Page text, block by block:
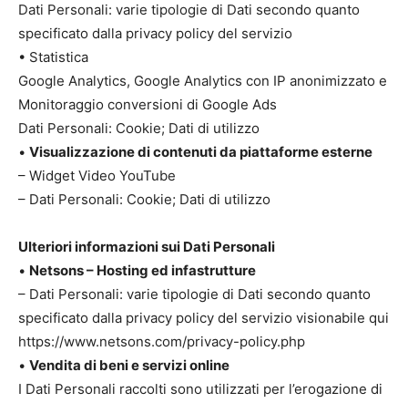
Dati Personali: varie tipologie di Dati secondo quanto
specificato dalla privacy policy del servizio
• Statistica
Google Analytics, Google Analytics con IP anonimizzato e
Monitoraggio conversioni di Google Ads
Dati Personali: Cookie; Dati di utilizzo
• Visualizzazione di contenuti da piattaforme esterne
– Widget Video YouTube
– Dati Personali: Cookie; Dati di utilizzo
Ulteriori informazioni sui Dati Personali
• Netsons – Hosting ed infastrutture
– Dati Personali: varie tipologie di Dati secondo quanto
specificato dalla privacy policy del servizio visionabile qui
https://www.netsons.com/privacy-policy.php
• Vendita di beni e servizi online
I Dati Personali raccolti sono utilizzati per l’erogazione di